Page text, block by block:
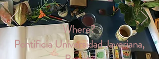
Where?
Pontificia Universidad Javeriana,